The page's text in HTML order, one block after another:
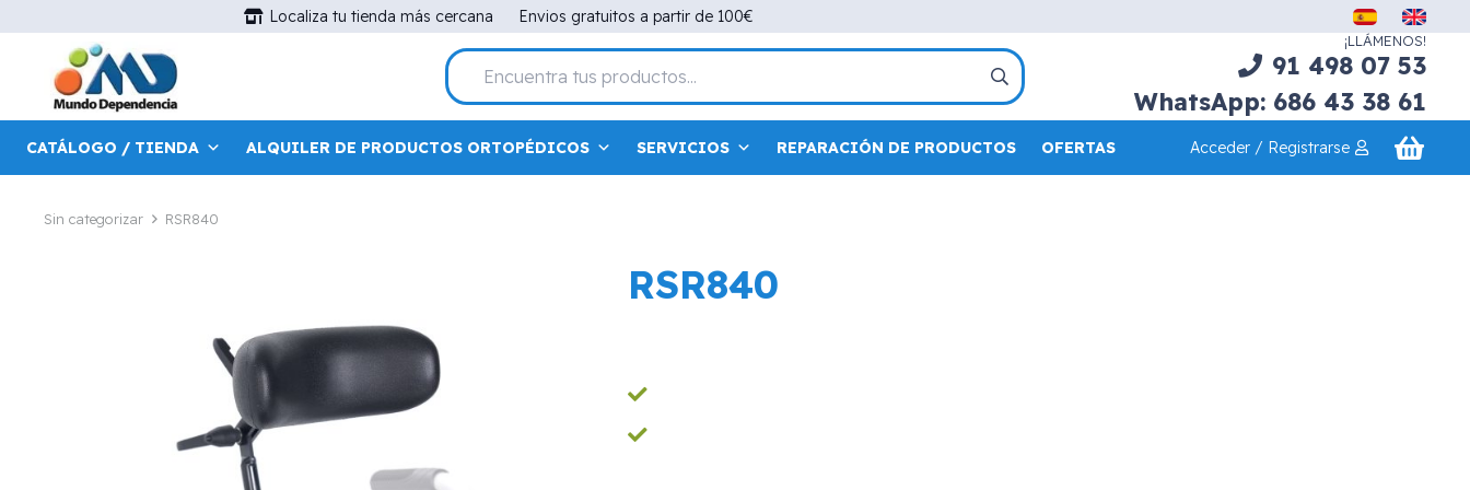
Localiza tu tienda más cercana Envios gratuitos a partir de 100€
¡LLÁMENOS!
91 498 07 53
WhatsApp: 686 43 38 61
CATÁLOGO / TIENDA ALQUILER DE PRODUCTOS ORTOPÉDICOS SERVICIOS REPARACIÓN DE PRODUCTOS OFERTAS Acceder / Registrarse
Sin categorizar RSR840
RSR840